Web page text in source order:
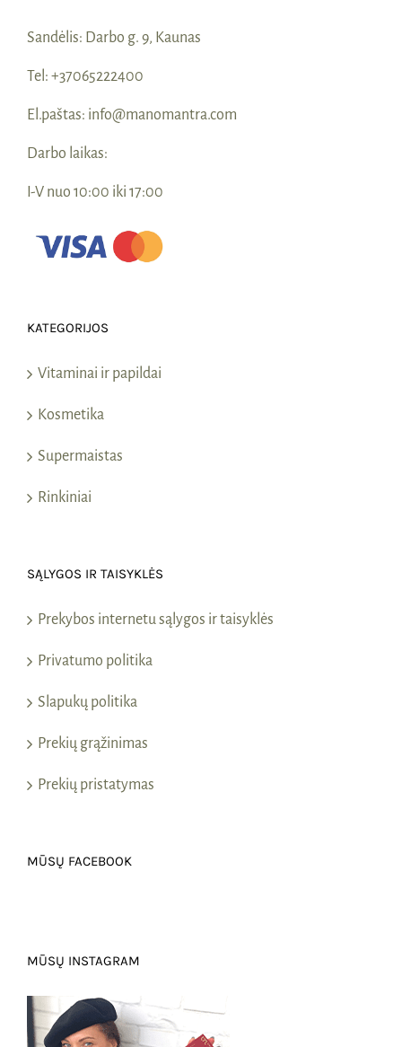
Sandėlis: Darbo g. 9, Kaunas
Tel: +37065222400
El.paštas: info@manomantra.com
Darbo laikas:
I-V nuo 10:00 iki 17:00
KATEGORIJOS
Vitaminai ir papildai
Kosmetika
Supermaistas
Rinkiniai
SĄLYGOS IR TAISYKLĖS
Prekybos internetu sąlygos ir taisyklės
Privatumo politika
Slapukų politika
Prekių grąžinimas
Prekių pristatymas
MŪSŲ FACEBOOK
MŪSŲ INSTAGRAM